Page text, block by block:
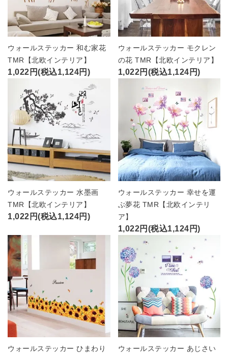
ウォールステッカー 和む家花
TMR【北欧インテリア】
1,022円(税込1,124円)
ウォールステッカー モクレン
の花 TMR【北欧インテリア】
1,022円(税込1,124円)
ウォールステッカー 水墨画
TMR【北欧インテリア】
1,022円(税込1,124円)
ウォールステッカー 幸せを運
ぶ夢花 TMR【北欧インテリ
ア】
1,022円(税込1,124円)
ウォールステッカー ひまわり
ウォールステッカー あじさい